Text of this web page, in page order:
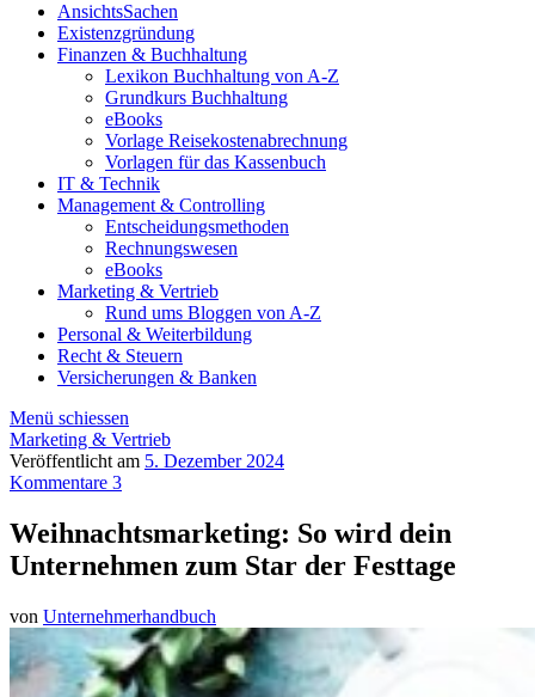
AnsichtsSachen
Existenzgründung
Finanzen & Buchhaltung
Lexikon Buchhaltung von A-Z
Grundkurs Buchhaltung
eBooks
Vorlage Reisekostenabrechnung
Vorlagen für das Kassenbuch
IT & Technik
Management & Controlling
Entscheidungsmethoden
Rechnungswesen
eBooks
Marketing & Vertrieb
Rund ums Bloggen von A-Z
Personal & Weiterbildung
Recht & Steuern
Versicherungen & Banken
Menü schiessen
Marketing & Vertrieb
Veröffentlicht am 5. Dezember 2024
Kommentare 3
Weihnachtsmarketing: So wird dein
Unternehmen zum Star der Festtage
von Unternehmerhandbuch